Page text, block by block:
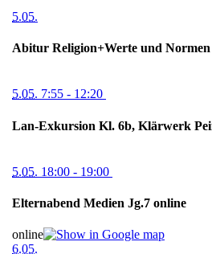
5.05.
Abitur Religion+Werte und Normen
5.05. 7:55 - 12:20
Lan-Exkursion Kl. 6b, Klärwerk
5.05. 18:00 - 19:00
Elternabend Medien Jg.7 online
online
6.05.